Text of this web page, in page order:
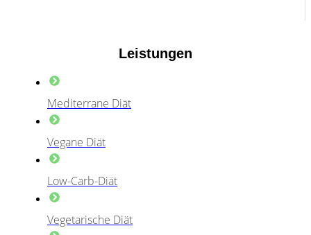
Leistungen
Mediterrane Diät
Vegane Diät
Low-Carb-Diät
Vegetarische Diät